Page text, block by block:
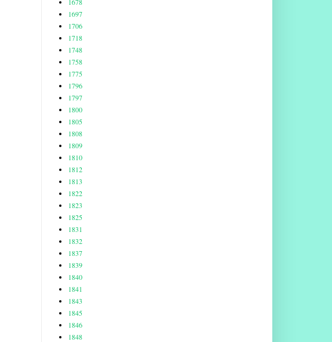
1697
1706
1718
1748
1758
1775
1796
1797
1800
1805
1808
1809
1810
1812
1813
1822
1823
1825
1831
1832
1837
1839
1840
1841
1843
1845
1846
1848